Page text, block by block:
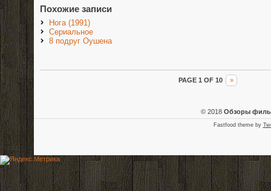
Похожие записи
Нога (1991)
Сериальное
8 подруг Оушена
PAGE 1 OF 10 »
© 2018 Обзоры
Fastfood theme by